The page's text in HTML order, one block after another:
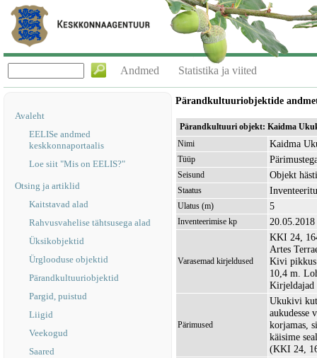
Andmed Statistika ja viited
Avaleht
EELISe andmed
keskkonnaportaalis
Loe siit "Mis on EELIS?"
Otsing ja artiklid
Kaitstavad alad
Rahvusvahelise tähtsusega alad
Üksikobjektid
Ürglooduse objektid
Pärandkultuuriobjektid
Pargid, puistud
Liigid
Veekogud
Saared
Pärandkultuuriobjektide
Pärandkultuuri objekt: Kaidma
Nimi
Kaidma
Tüüp
Seisund Objekt
Staatus
Ulatus (m) 5
Inventeerimise kp 20.05.2018
Varasemad kirjeldused
KKI 24,
Artes
Kivi pikkus
10,4 m.
Kirjeldajad
Pärimused
Ukukivi
aukudesse
korjamas,
käisime
(KKI 24,